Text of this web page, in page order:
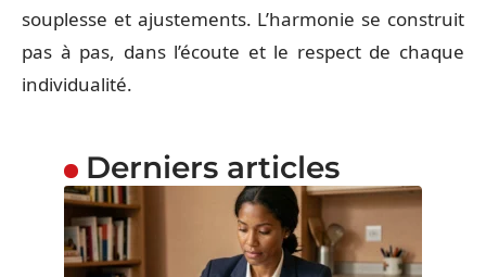
souplesse et ajustements. L’harmonie se construit
pas à pas, dans l’écoute et le respect de chaque
individualité.
Derniers articles